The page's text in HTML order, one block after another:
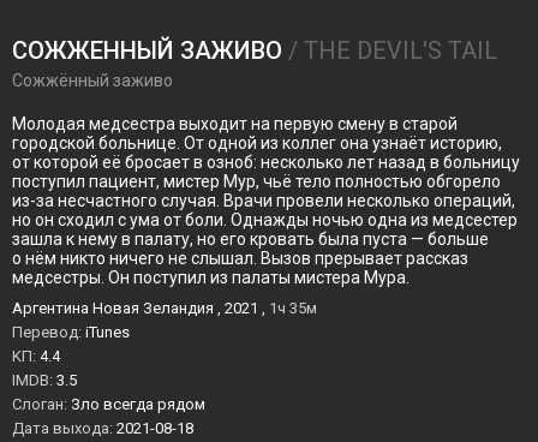
СОЖЖЕННЫЙ ЗАЖИВО / THE DEVIL'S TAIL
Сожжённый заживо
Молодая медсестра выходит на первую смену в старой
городской больнице. От одной из коллег она узнаёт историю,
от которой её бросает в озноб: несколько лет назад в больницу
поступил пациент, мистер Мур, чьё тело полностью обгорело
из-за несчастного случая. Врачи провели несколько операций,
но он сходил с ума от боли. Однажды ночью одна из медсестер
зашла к нему в палату, но его кровать была пуста — больше
о нём никто ничего не слышал. Вызов прерывает рассказ
медсестры. Он поступил из палаты мистера Мура.
Аргентина Новая Зеландия , 2021 , 1ч 35м
Перевод: iTunes
KП: 4.4
IMDB: 3.5
Слоган: Зло всегда рядом
Дата выхода: 2021-08-18